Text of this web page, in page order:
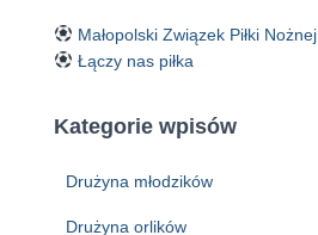
Małopolski Związek Piłki Nożnej
Łączy nas piłka
Kategorie wpisów
Drużyna młodzików
Drużyna orlików